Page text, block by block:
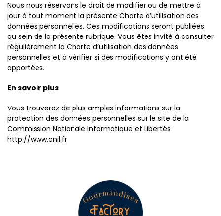
Nous nous réservons le droit de modifier ou de mettre à
jour à tout moment la présente Charte d’utilisation des
données personnelles. Ces modifications seront publiées
au sein de la présente rubrique. Vous êtes invité à consulter
régulièrement la Charte d’utilisation des données
personnelles et à vérifier si des modifications y ont été
apportées.
En savoir plus
Vous trouverez de plus amples informations sur la
protection des données personnelles sur le site de la
Commission Nationale Informatique et Libertés
http://www.cnil.fr